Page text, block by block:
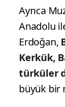
Ayrıca
Anadolu
Erdoğan,
Kerkük,
türküler
büyük bir